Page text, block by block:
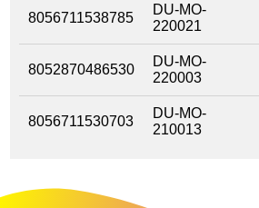
8056711538785
DU-MO-
220021
8052870486530
DU-MO-
220003
8056711530703
DU-MO-
210013